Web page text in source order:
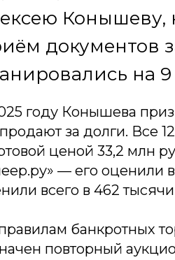
Конышеву,
документов
на
году Конышева
за долги. Все
ценой 33,2 млн
— его оценили
всего в 462
банкротных
повторный